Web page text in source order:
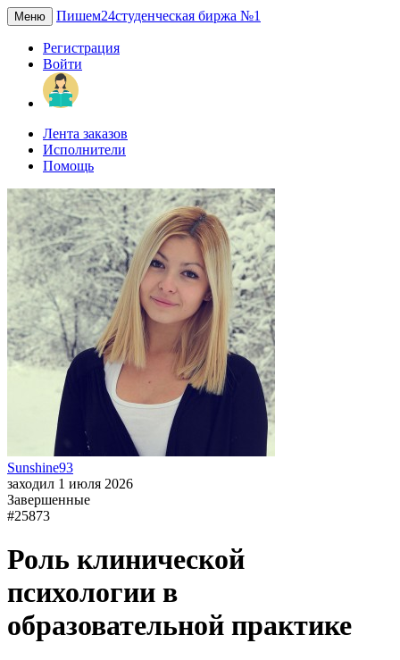
Меню Пишем24студенческая биржа №1
Регистрация
Войти
Лента заказов
Исполнители
Помощь
Sunshine93
заходил 1 июля 2026
Завершенные
#25873
Роль клинической
психологии в
образовательной практике